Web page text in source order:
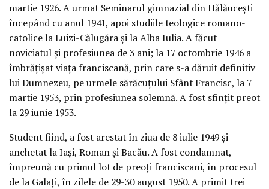
martie 1926. A urmat Seminarul gimnazial din Hălăuceşti
începând cu anul 1941, apoi studiile teologice romano-
catolice la Luizi-Călugăra şi la Alba Iulia. A făcut
noviciatul şi profesiunea de 3 ani; la 17 octombrie 1946 a
îmbrăţişat viaţa franciscană, prin care s-a dăruit definitiv
lui Dumnezeu, pe urmele sărăcuţului Sfânt Francisc, la 7
martie 1953, prin profesiunea solemnă. A fost sfinţit preot
la 29 iunie 1953.
Student fiind, a fost arestat în ziua de 8 iulie 1949 şi
anchetat la Iaşi, Roman şi Bacău. A fost condamnat,
împreună cu primul lot de preoţi franciscani, în procesul
de la Galaţi, în zilele de 29-30 august 1950. A primit trei